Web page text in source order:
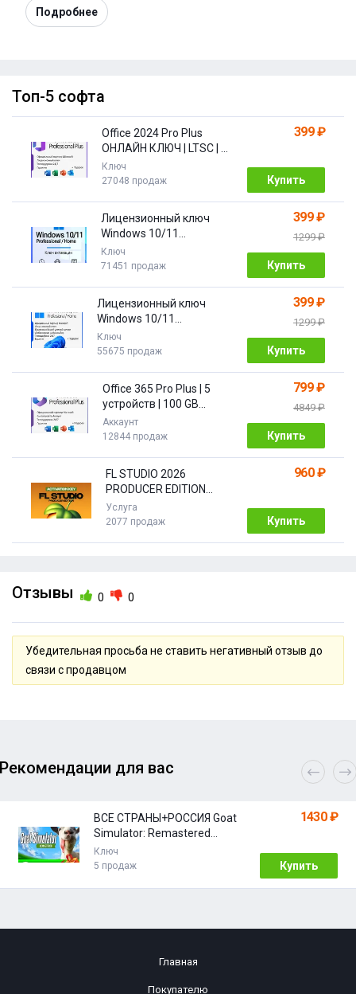
Подробнее
Топ-5 софта
Office 2024 Pro Plus
ОНЛАЙН КЛЮЧ | LTSC | +
ПОДАРОК
Ключ
27048 продаж
399 ₽
Купить
Лицензионный ключ
Windows 10/11
Pro/Home 32/64 bit
Ключ
71451 продаж
399 ₽
1299 ₽
Купить
Лицензионный ключ
Windows 10/11
PRO/HOME | с привязкой
Ключ
55675 продаж
399 ₽
1299 ₽
Купить
Office 365 Pro Plus | 5
устройств | 100 GB
Облако| 1 год
Аккаунт
12844 продаж
799 ₽
4849 ₽
Купить
FL STUDIO 2026
PRODUCER EDITION
[Бессрочная]
Услуга
2077 продаж
960 ₽
Купить
Отзывы 0 0
Убедительная просьба не ставить негативный отзыв до
связи с продавцом
Рекомендации для вас
ВСЕ СТРАНЫ+РОССИЯ Goat
Simulator: Remastered
STEAM
Ключ
5 продаж
1430 ₽
Купить
Главная
Покупателю